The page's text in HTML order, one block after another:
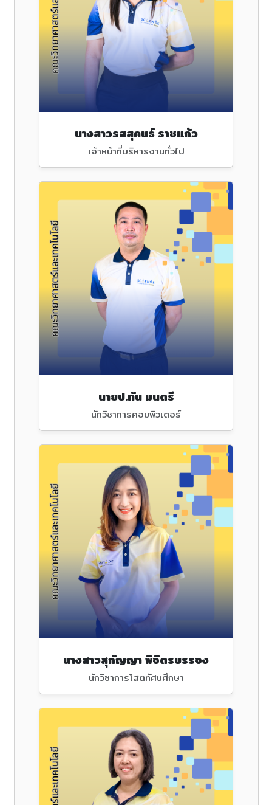
นางสาวรสสุคนธ์ ราชแก้ว
เจ้าหน้าที่บริหารงานทั่วไป
นายป.ทัน มนตรี
นักวิชาการคอมพิวเตอร์
นางสาวสุกัญญา พิจิตรบรรจง
นักวิชาการโสตทัศนศึกษา